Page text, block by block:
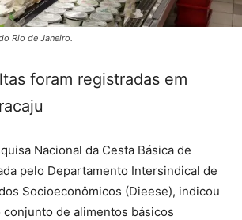
Rio de Janeiro.
foram registradas em
Nacional da Cesta Básica de
pelo Departamento Intersindical de
Socioeconômicos (Dieese), indicou
de alimentos básicos